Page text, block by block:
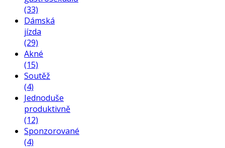
(33)
Dámská
jízda
(29)
Akné
(15)
Soutěž
(4)
Jednoduše
produktivně
(12)
Sponzorované
(4)